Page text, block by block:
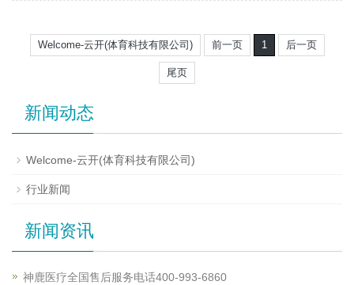
Welcome-云开(体育科技有限公司) 前一页 1 后一页
尾页
新闻动态
Welcome-云开(体育科技有限公司)
行业新闻
新闻资讯
神鹿医疗全国售后服务电话400-993-6860